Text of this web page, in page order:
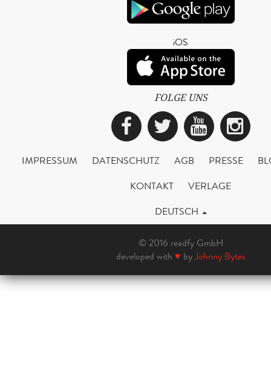
iOS
FOLGE UNS
Facebook
Twitter
IMPRESSUM DATENSCHUTZ AGB PRESSE
KONTAKT
VERLAGE
DEUTSCH
© 2016 readfy GmbH
developed with ♥ byJohnny Bytes